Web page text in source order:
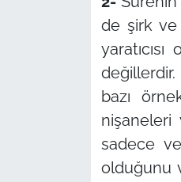
de şirk ve
bazı
nişaneleri
sadece
olduğunu